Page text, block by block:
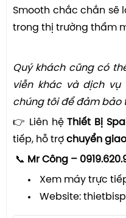
Smooth chắc chắn sẽ
trong thị trường thẩm
Quý khách cũng có
viễn khác và dịch vụ
chúng tôi để đảm bảo
👉 Liên hệThiết Bị
tiếp, hỗ trợ chuyển
📞 Mr Công –
Xem máy trực
Website: